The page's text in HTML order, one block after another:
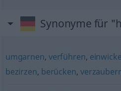
Synonyme für
umgarnen, verführen,
bezirzen, berücken,